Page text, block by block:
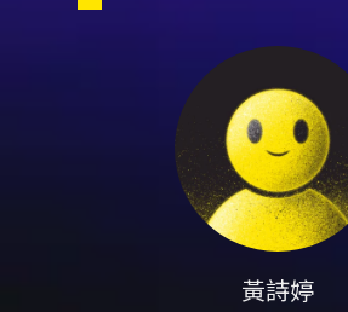
示有效
APP 限
（超商現
黃詩婷